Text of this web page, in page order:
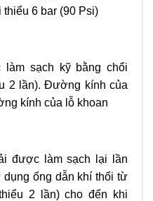
thiểu 6 bar (90 Psi)
làm sạch kỹ bằng chổi
2 lần). Đường kính của
kính của lỗ khoan
được làm sạch lại lần
ống dẫn khí thổi từ
2 lần) cho đến khi